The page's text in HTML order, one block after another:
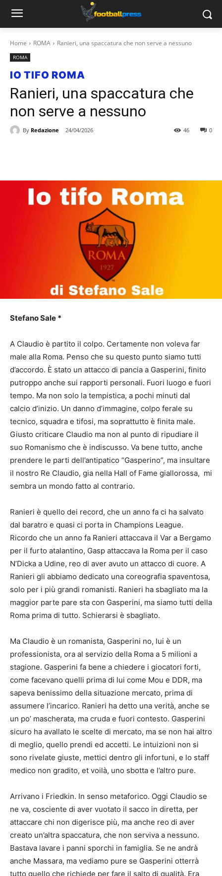
Home ROMA Ranieri, una spaccatura che non serve a nessuno
ROMA
IO TIFO ROMA
Ranieri, una spaccatura che
non serve a nessuno
By Redazione 24/04/2026 0
46
Stefano Sale *
A Claudio è partito il colpo. Certamente non voleva far
male alla Roma. Penso che su questo punto siamo tutti
d’accordo. È stato un attacco di pancia a Gasperini, finito
putroppo anche sui rapporti personali. Fuori luogo e fuori
tempo. Ma non solo la tempistica, a pochi minuti dal
calcio d’inizio. Un danno d’immagine, colpo ferale su
tecnico, squadra e tifosi, ma soprattutto è finita male.
Giusto criticare Claudio ma non al punto di ripudiare il
suo Romanismo che è indiscusso. Va bene tutto, anche
prendere le parti dell’antipatico “Gasperino”, ma insultare
il nostro Re Claudio, gia nella Hall of Fame giallorossa, mi
sembra un mondo fatto al contrario.
Ranieri è quello dei record, che un anno fa ci ha salvato
dal baratro e quasi ci porta in Champions League.
Ricordo che un anno fa Ranieri attaccava il Var a Bergamo
per il furto atalantino, Gasp attaccava la Roma per il caso
N’Dicka a Udine, reo di aver avuto un attacco di cuore. A
Ranieri gli abbiamo dedicato una coreografia spaventosa,
solo per i più grandi romanisti. Ranieri ha sbagliato ma la
maggior parte pare sta con Gasperini, ma siamo tutti della
Roma prima di tutto. Schierarsi è sbagliato.
Ma Claudio è un romanista, Gasperini no, lui è un
professionista, ora al servizio della Roma a 5 milioni a
stagione. Gasperini fa bene a chiedere i giocatori forti,
come facevano quelli prima di lui come Mou e DDR, ma
sapeva benissimo della situazione mercato, prima di
assumere l’incarico. Ranieri ha detto una verità, anche se
un po’ mascherata, ma cruda e fuori contesto. Gasperini
sicuro ha avallato le scelte di mercato, ma se non hai altro
di meglio, quello prendi ed accetti. Le intuizioni non si
sono rivelate giuste, mettici dentro gli infortuni, e lo staff
medico non gradito, et voilà, uno sbotta e l’altro pure.
Arrivano i Friedkin. In senso metaforico. Oggi Claudio se
ne va, cosciente di aver vuotato il sacco in diretta, per
attaccare chi non digerisce più, ma anche reo di aver
creato un’altra spaccatura, che non serviva a nessuno.
Bastava lavare i panni sporchi in famiglia. Se ne andrà
anche Massara, ma vediamo pure se Gasperini otterrà
tutto quello che richiede per fare il salto di qualità. Era